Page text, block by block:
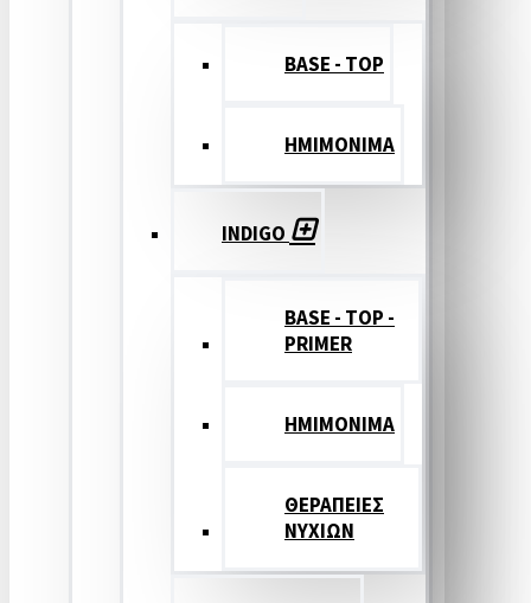
BASE - TOP
ΗΜΙΜΟΝΙΜΑ
INDIGO
BASE - TOP -
PRIMER
HMIMONIMA
ΘΕΡΑΠΕΙΕΣ
ΝΥΧΙΩΝ